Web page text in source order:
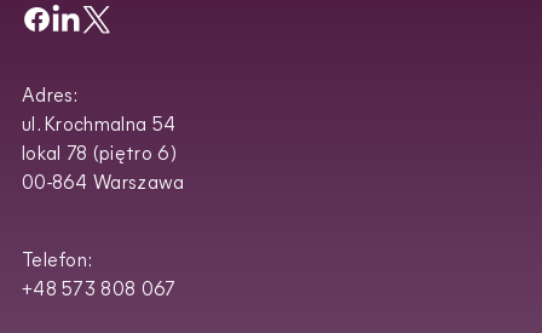
Adres:
ul. Krochmalna 54
lokal 78 (piętro 6)
00-864 Warszawa
Telefon:
+48 573 808 067